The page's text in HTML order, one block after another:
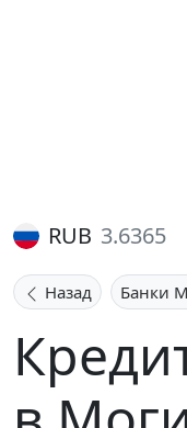
RUB 3.6365
Назад Банки